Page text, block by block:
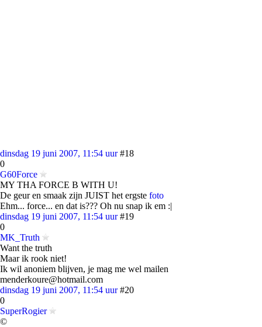
dinsdag 19 juni 2007, 11:54 uur #18
0
G60Force
MY THA FORCE B WITH U!
De geur en smaak zijn JUIST het ergste foto
Ehm... force... en dat is??? Oh nu snap ik em :|
dinsdag 19 juni 2007, 11:54 uur #19
0
MK_Truth
Want the truth
Maar ik rook niet!
Ik wil anoniem blijven, je mag me wel mailen
menderkoure@hotmail.com
dinsdag 19 juni 2007, 11:54 uur #20
0
SuperRogier
©